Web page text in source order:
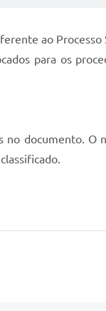
ao
para os
no documento.